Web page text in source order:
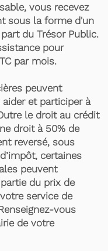
vous recevez
sous la forme d'un
du Trésor Public.
pour
par mois.
peuvent
et participer à
le droit au crédit
droit à 50% de
reversé, sous
certaines
peuvent
du prix de
service de
vous
de votre